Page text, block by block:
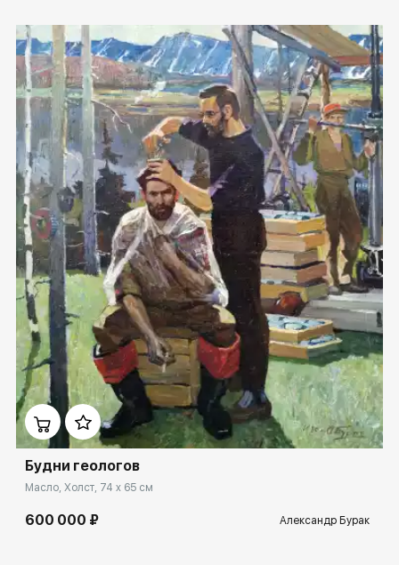
Домен: rakovgallery.ru
Будни геологов
Масло, Холст, 74 x 65 см
600 000 ₽ Александр Бурак